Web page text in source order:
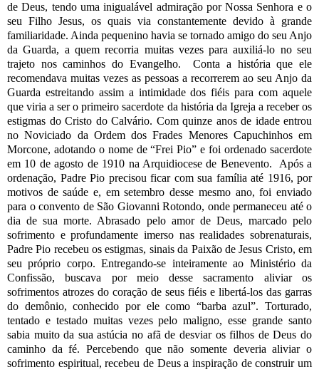
de Deus, tendo uma inigualável admiração por Nossa Senhora e o
seu Filho Jesus, os quais via constantemente devido à grande
familiaridade. Ainda pequenino havia se tornado amigo do seu Anjo
da Guarda, a quem recorria muitas vezes para auxiliá-lo no seu
trajeto nos caminhos do Evangelho.
Conta a história que ele
recomendava muitas vezes as pessoas a recorrerem ao seu Anjo da
Guarda estreitando assim a intimidade dos fiéis para com aquele
que viria a ser o primeiro sacerdote da história da Igreja a receber os
estigmas do Cristo do Calvário. Com quinze anos de idade entrou
no Noviciado da Ordem dos Frades Menores Capuchinhos em
Morcone, adotando o nome de “Frei Pio” e foi ordenado sacerdote
em 10 de agosto de 1910 na Arquidiocese de Benevento.
Após a
ordenação, Padre Pio precisou ficar com sua família até 1916, por
motivos de saúde e, em setembro desse mesmo ano, foi enviado
para o convento de São Giovanni Rotondo, onde permaneceu até o
dia de sua morte. Abrasado pelo amor de Deus, marcado pelo
sofrimento e profundamente imerso nas realidades sobrenaturais,
Padre Pio recebeu os estigmas, sinais da Paixão de Jesus Cristo, em
seu próprio corpo. Entregando-se inteiramente ao Ministério da
Confissão, buscava por meio desse sacramento aliviar os
sofrimentos atrozes do coração de seus fiéis e libertá-los das garras
do demônio, conhecido por ele como “barba azul”. Torturado,
tentado e testado muitas vezes pelo maligno, esse grande santo
sabia muito da sua astúcia no afã de desviar os filhos de Deus do
caminho da fé. Percebendo que não somente deveria aliviar o
sofrimento espiritual, recebeu de Deus a inspiração de construir um